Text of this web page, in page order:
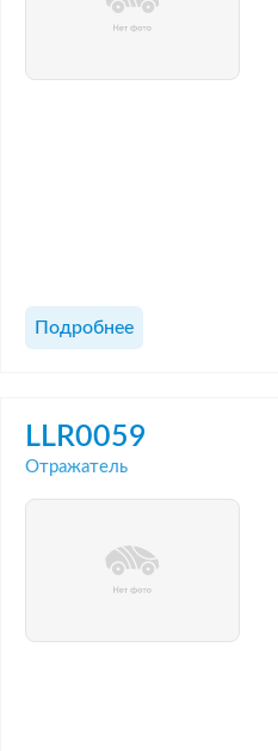
Подробнее
LLR0059
Отражатель